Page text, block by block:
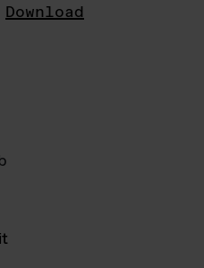
Download